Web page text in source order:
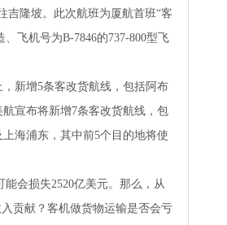
吉隆坡。此次航班为厦航首班“客
飞机号为B-7846的737-800型飞
新增5条客改货航线，包括阿布
宣布将新增7条客改货航线，包
海浦东，其中前5个目的地将使
会损失2520亿美元。那么，从
贡献？客机做货物运输是否会亏